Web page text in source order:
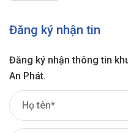
Đăng ký nhận tin
Đăng ký nhận thông tin
An Phát.